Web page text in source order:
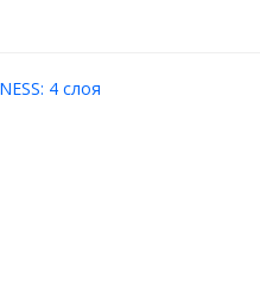
4 слоя